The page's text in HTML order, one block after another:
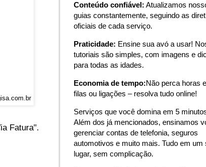
Fatura".
Conteúdo confiável: Atualizamos
guias constantemente, seguindo as
oficiais de cada serviço.
Praticidade: Ensine sua avó a usar!
tutoriais são simples, com imagens e
para todas as idades.
Economia de tempo:Não perca horas
filas ou ligações – resolva tudo online!
Serviços que você domina em 5
Além dos já mencionados, ensinamos
gerenciar contas de telefonia, seguros
automotivos e muito mais. Tudo em um
lugar, sem complicação.